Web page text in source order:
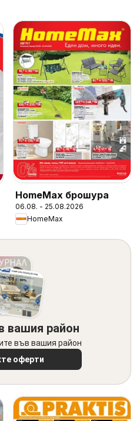
HomeMax брошура
06.08. - 25.08.2026
HomeMax
вашия район
във вашия район
оферти